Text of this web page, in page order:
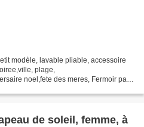
modèle, lavable pliable, accessoire
plage,
noel,fete des meres, Fermoir par
de soleil, femme, à